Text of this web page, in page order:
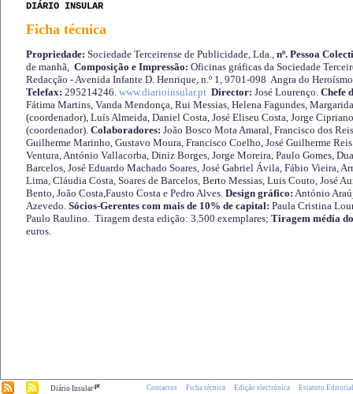
DIÁRIO INSULAR
Ficha técnica
Propriedade: Sociedade Terceirense de Publicidade, Lda., nº. Pessoa
de manhã, Composição e Impressão: Oficinas gráficas da Sociedade
Redacção - Avenida Infante D. Henrique, n.º 1, 9701-098 Angra do
Telefax: 295214246. www.diarioinsular.pt Director: José Lourenço. Chefe
Fátima Martins, Vanda Mendonça, Rui Messias, Helena Fagundes,
(coordenador), Luís Almeida, Daniel Costa, José Eliseu Costa, Jorge
(coordenador). Colaboradores: João Bosco Mota Amaral, Francisco dos
Guilherme Marinho, Gustavo Moura, Francisco Coelho, José Guilherme
Ventura, António Vallacorba, Diniz Borges, Jorge Moreira, Paulo Gomes,
Barcelos, José Eduardo Machado Soares, José Gabriel Ávila, Fábio Vieira,
Lima, Cláudia Costa, Soares de Barcelos, Berto Messias, Luis Couto, José
Bento, João Costa,Fausto Costa e Pedro Alves. Design gráfico: António
Azevedo. Sócios-Gerentes com mais de 10% de capital: Paula Cristina
Paulo Raulino. Tiragem desta edição: 3.500 exemplares; Tiragem média
euros.
Diário Insular.pt Contactos Ficha técnica Edição electrónica Estatuto Editorial